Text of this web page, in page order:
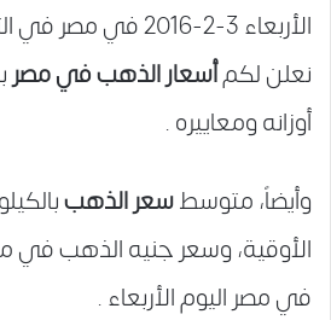
الأربعاء 3-2-2016 في
نعلن لكمأسعار الذهب في مصر
أوزانه ومعاييره .
وأيضاً، متوسطسعر الذهب
الأوقية، وسعر جنيه الذهب في
في مصر اليوم الأربعاء .